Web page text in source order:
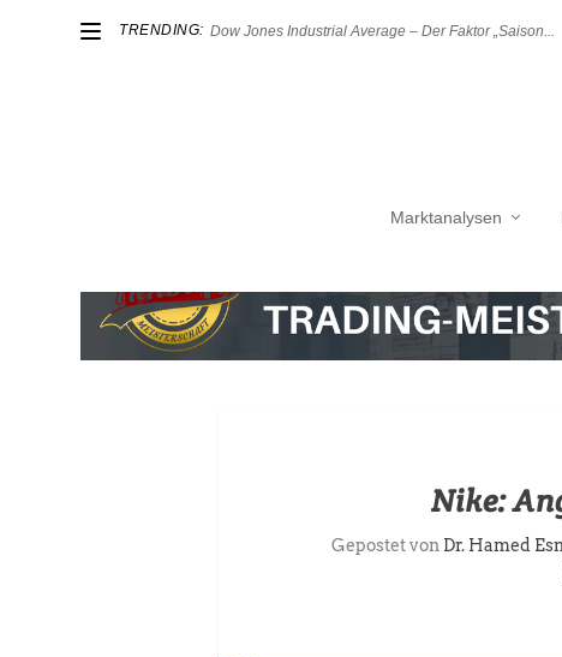
TRENDING: Dow Jones Industrial Average – Der Faktor „Saison...
Marktanalysen
Nike:
Gepostet von Dr. Hamed